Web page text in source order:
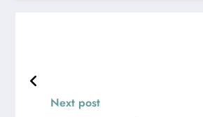
Next post